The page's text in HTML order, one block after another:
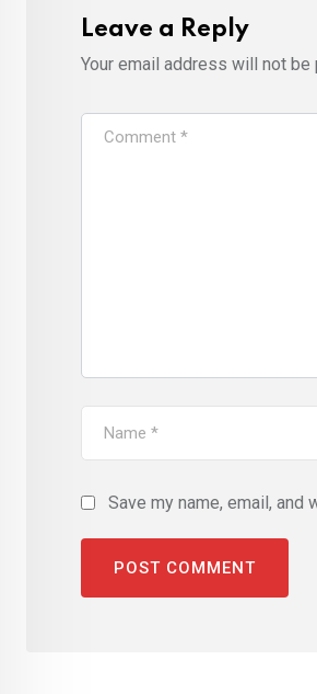
Leave a Reply
Your email address will not be
Save my name, email,